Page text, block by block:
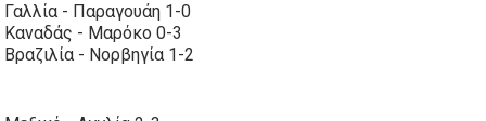
Γαλλία - Παραγουάη 1-0
Καναδάς - Μαρόκο 0-3
Βραζιλία - Νορβηγία 1-2